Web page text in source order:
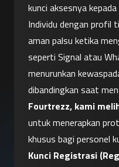
kunci aksesnya
Individu dengan profil
aman palsu ketika
seperti Signal atau
menurunkan
dibandingkan saat
Fourtrezz, kami
untuk menerapkan
khusus bagi personel
Kunci Registrasi